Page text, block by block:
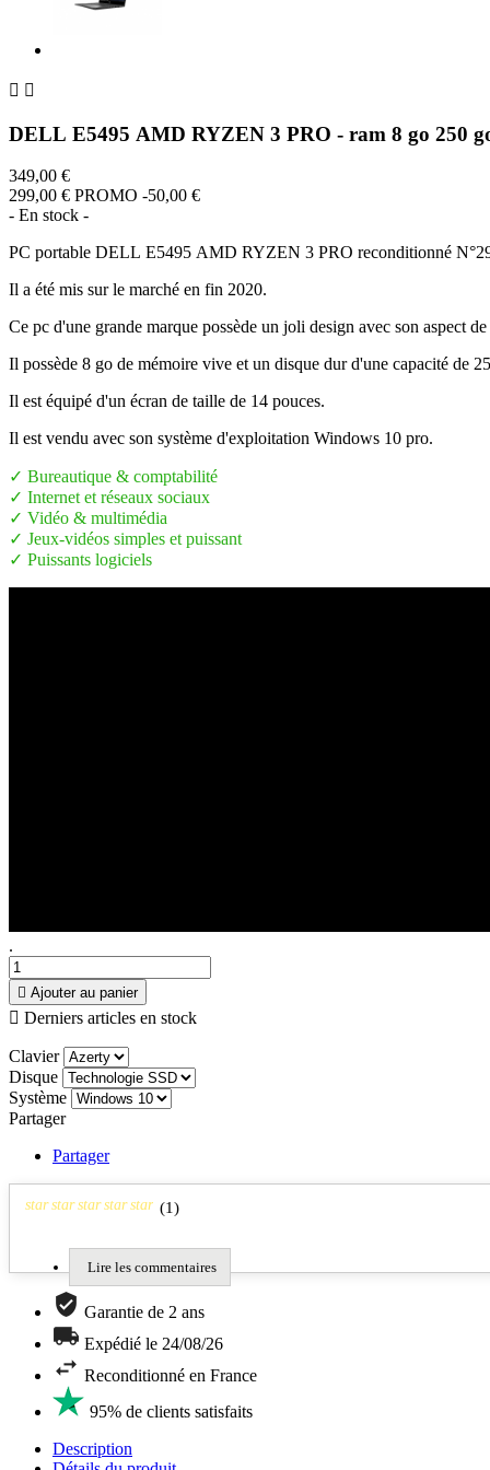
 
DELL E5495 AMD RYZEN 3 PRO - ram 8 go 250
349,00 €
299,00 € PROMO -50,00 €
- En stock -
PC portable DELL E5495 AMD RYZEN 3 PRO reconditionné
Il a été mis sur le marché en fin 2020.
Ce pc d'une grande marque possède un joli design avec son aspect
Il possède 8 go de mémoire vive et un disque dur d'une capacité de
Il est équipé d'un écran de taille de 14 pouces.
Il est vendu avec son système d'exploitation Windows 10 pro.
✓ Bureautique & comptabilité
✓ Internet et réseaux sociaux
✓ Vidéo & multimédia
✓ Jeux-vidéos simples et puissant
✓ Puissants logiciels
.
 Ajouter au panier
 Derniers articles en stock
Clavier
Disque
Système
Partager
Partager
star star star star star (1)
Lire les commentaires
Garantie de 2 ans
Expédié le 24/08/26
Reconditionné en France
95% de clients satisfaits
Description